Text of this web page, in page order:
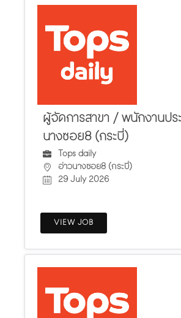
ผู้จัดการสาขา / พนักงานปร
นางซอย8 (กระบี่)
Tops daily
อ่าวนางซอย8 (กระบี่)
29 July 2026
VIEW JOB